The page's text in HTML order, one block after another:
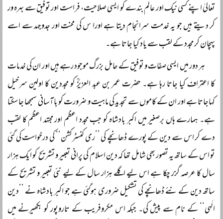
تعالیٰ اپنے کسی نیک اور عالم بندے کو ایسی صلاحیت، فراست اور توفیق سے بہرہ ور
کر دیتے ہیں جو یہ خدمت سرانجام دیتا ہے اورا س کی محنت اور جدوجہد سے اسے
پہچان کر مجدد کے لقب سے یاد کیا جاتا ہے۔
ہر دور میں ایسی صفات و توفیق کے حامل بزرگ موجود رہے ہیں اور ان کی خدمات
کا اعتراف کیا جاتا رہا ہے۔ حضرت عمر بن عبد العزیزؒ کو مجددین کا اولین سرخیل
کہاجاتا ہے اور ان کے کاموں سے تجدید کی ماہیت و ضرورت کو با آسانی سمجھا جا سکتا
ہے۔ ہمارے ہاں برصغیر میں اکبر بادشاہ کو جب مجدد اعظم اور مجتہد اعظم کا لقب
دے کر اس سے دین کے پورے ڈھانچے کی ’’ری کنسٹرکشن‘‘ کی درخواست کی گئی
تو اس کے ساتھ یہ تصور بھی شامل تھا کہ دین اسلام کی پرانی تعبیر و تشریح کو ایک ہزار
سال کا عرصہ گزر چکا ہے اس لیے اگلے ہزار سال کے لیے نئی تعبیر و تشریح کے
ساتھ دین کے نئے ڈھانچے کی تشکیل ضروری ہوگئی ہے جو اکبر بادشاہ نے ’’دین
الٰہی‘‘ کے نام سے پیش کی۔ جبکہ اس مکروفریب کے تاروپور کو بکھیرنے میں